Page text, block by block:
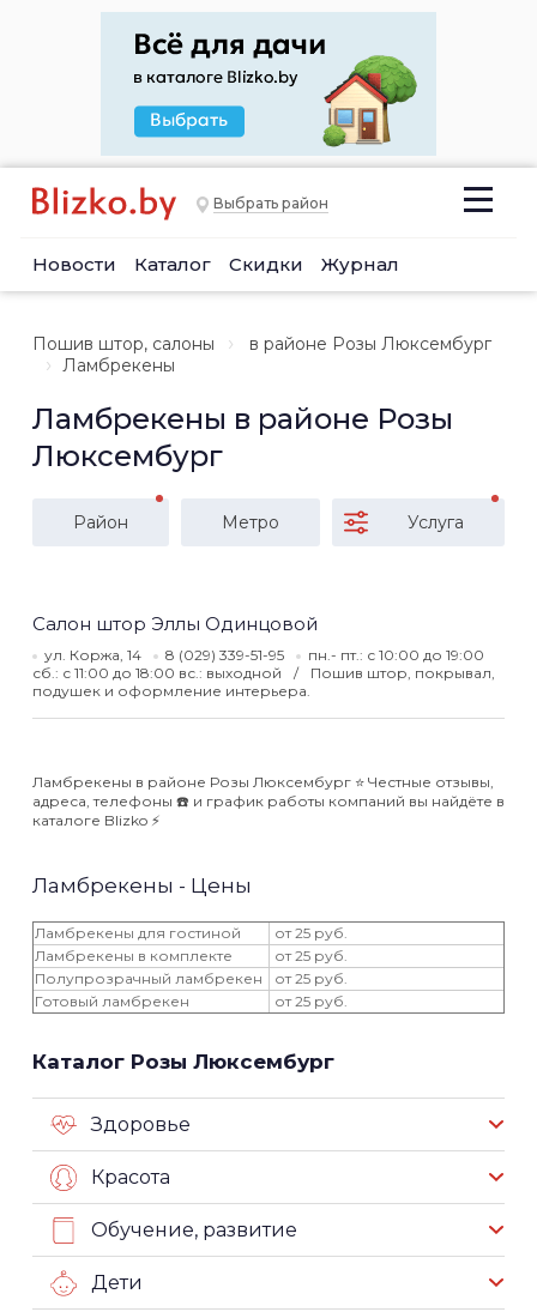
Выбрать район
Новости Каталог Скидки Журнал
Пошив штор, салоны
в районе Розы Люксембург
Ламбрекены
Ламбрекены в районе Розы
Люксембург
Район Метро Услуга
Салон штор Эллы Одинцовой
ул. Коржа, 14 8 (029) 339-51-95
пн.- пт.: с 10:00 до 19:00
сб.: с 11:00 до 18:00 вс.: выходной
Пошив штор, покрывал,
подушек и оформление интерьера.
Ламбрекены в районе Розы Люксембург ⭐️ Честные отзывы,
адреса, телефоны ☎️ и график работы компаний вы найдёте в
каталоге Blizko ⚡️
Ламбрекены - Цены
Ламбрекены для гостиной
от 25 руб.
Ламбрекены в комплекте
от 25 руб.
Полупрозрачный ламбрекен
от 25 руб.
Готовый ламбрекен
от 25 руб.
Каталог Розы Люксембург
Здоровье
Красота
Обучение, развитие
Дети